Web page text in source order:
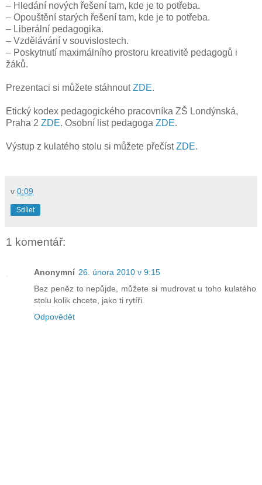
– Hledání nových řešení tam, kde je to potřeba.
– Opouštění starých řešení tam, kde je to potřeba.
– Liberální pedagogika.
– Vzdělávání v souvislostech.
– Poskytnutí maximálního prostoru kreativitě pedagogů i
žáků.
Prezentaci si můžete stáhnoutZDE.
Etický kodex pedagogického pracovníka ZŠ Londýnská,
Praha 2 ZDE. Osobní list pedagoga ZDE.
Výstup z kulatého stolu si můžete přečístZDE.
v 0:09
Sdílet
1 komentář:
Anonymní 26. února 2010 v 9:15
Bez peněz to nepůjde, můžete si mudrovat u toho kulatého
stolu kolik chcete, jako ti rytíři.
Odpovědět